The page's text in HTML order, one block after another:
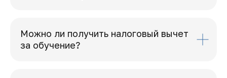
Можно ли получить налоговый вычет
за обучение?